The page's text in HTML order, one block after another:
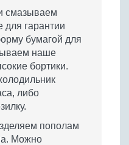
смазываем
для гарантии
бумагой для
наше
бортики.
либо
пополам
Можно